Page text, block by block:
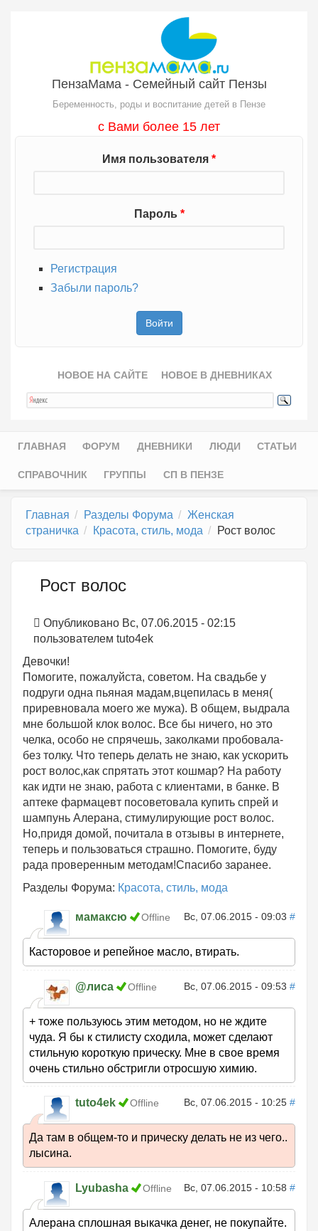
ПензаМама - Семейный сайт Пензы
Беременность, роды и воспитание детей в Пензе
с Вами более 15 лет
Имя пользователя *
Пароль *
Регистрация
Забыли пароль?
НОВОЕ НА САЙТЕ НОВОЕ В ДНЕВНИКАХ
Главное меню
ГЛАВНАЯ ФОРУМ ДНЕВНИКИ ЛЮДИ СТАТЬИ
СПРАВОЧНИК ГРУППЫ СП В ПЕНЗЕ
Главная Разделы Форума
Женская
страничка
Красота, стиль, мода Рост волос
Рост волос
Опубликовано Вс, 07.06.2015 - 02:15
пользователем tuto4ek
Девочки!
Помогите, пожалуйста, советом. На свадьбе у
подруги одна пьяная мадам,вцепилась в меня(
приревновала моего же мужа). В общем, выдрала
мне большой клок волос. Все бы ничего, но это
челка, особо не спрячешь, заколками пробовала-
без толку. Что теперь делать не знаю, как ускорить
рост волос,как спрятать этот кошмар? На работу
как идти не знаю, работа с клиентами, в банке. В
аптеке фармацевт посоветовала купить спрей и
шампунь Алерана, стимулирующие рост волос.
Но,придя домой, почитала в отзывы в интернете,
теперь и пользоваться страшно. Помогите, буду
рада проверенным методам!Спасибо заранее.
Разделы Форума: Красота, стиль, мода
мамаксю Offline Вс, 07.06.2015 - 09:03 #
Касторовое и репейное масло, втирать.
@лиса Offline Вс, 07.06.2015 - 09:53 #
+ тоже пользуюсь этим методом, но не ждите
чуда. Я бы к стилисту сходила, может сделают
стильную короткую прическу. Мне в свое время
очень стильно обстригли отросшую химию.
tuto4ek Offline Вс, 07.06.2015 - 10:25 #
Да там в общем-то и прическу делать не из чего..
лысина.
Lyubasha Offline Вс, 07.06.2015 - 10:58 #
Алерана сплошная выкачка денег, не покупайте.